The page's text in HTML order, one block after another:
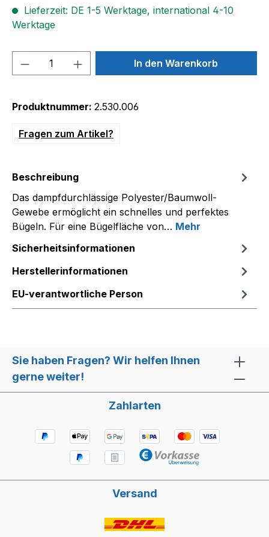
Lieferzeit: DE 1-5 Werktage, international 4-10
Werktage
Produkt Anzahl: Gib denIn den Warenkorb
Produktnummer: 2.530.006
Fragen zum Artikel?
Beschreibung
Das dampfdurchlässige Polyester/Baumwoll-
Gewebe ermöglicht ein schnelles und perfektes
Bügeln. Für eine Bügelfläche von… Mehr
Sicherheitsinformationen
Herstellerinformationen
EU-verantwortliche Person
Sie haben Fragen? Wir helfen Ihnen
gerne weiter!
Zahlarten
Versand